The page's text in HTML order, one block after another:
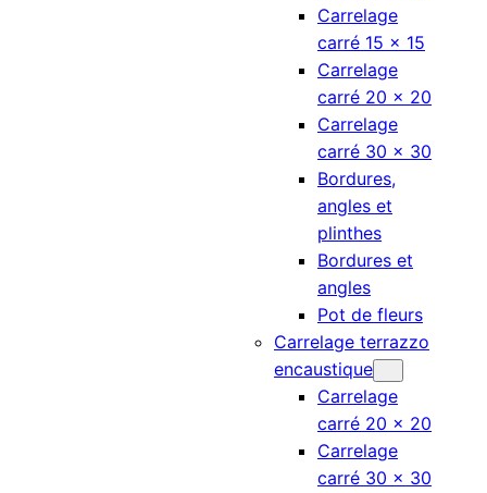
Carrelage
carré 15 × 15
Carrelage
carré 20 × 20
Carrelage
carré 30 × 30
Bordures,
angles et
plinthes
Bordures et
angles
Pot de fleurs
Carrelage terrazzo
encaustique
Carrelage
carré 20 × 20
Carrelage
carré 30 × 30